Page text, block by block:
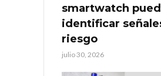
smartwatch
identificar
riesgo
julio 30, 2026